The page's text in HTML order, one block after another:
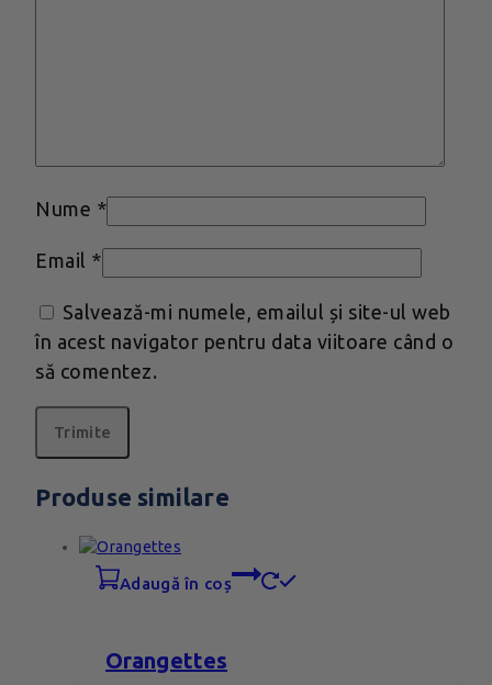
Nume *
Email *
Salvează-mi numele, emailul și site-ul web
în acest navigator pentru data viitoare când o
să comentez.
Produse similare
adaugă în coș
Orangettes